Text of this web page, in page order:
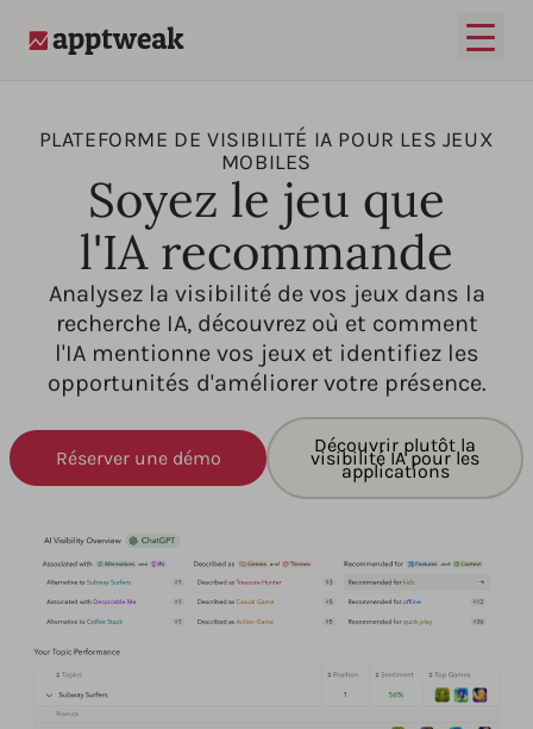
PLATEFORME DE VISIBILITÉ IA POUR LES JEUX
MOBILES
Soyez le jeu que
l'IA recommande
Analysez la visibilité de vos jeux dans la
recherche IA, découvrez où et comment
l'IA mentionne vos jeux et identifiez les
opportunités d'améliorer votre présence.
Réserver une démo
Découvrir plutôt la
visibilité IA pour les
applications